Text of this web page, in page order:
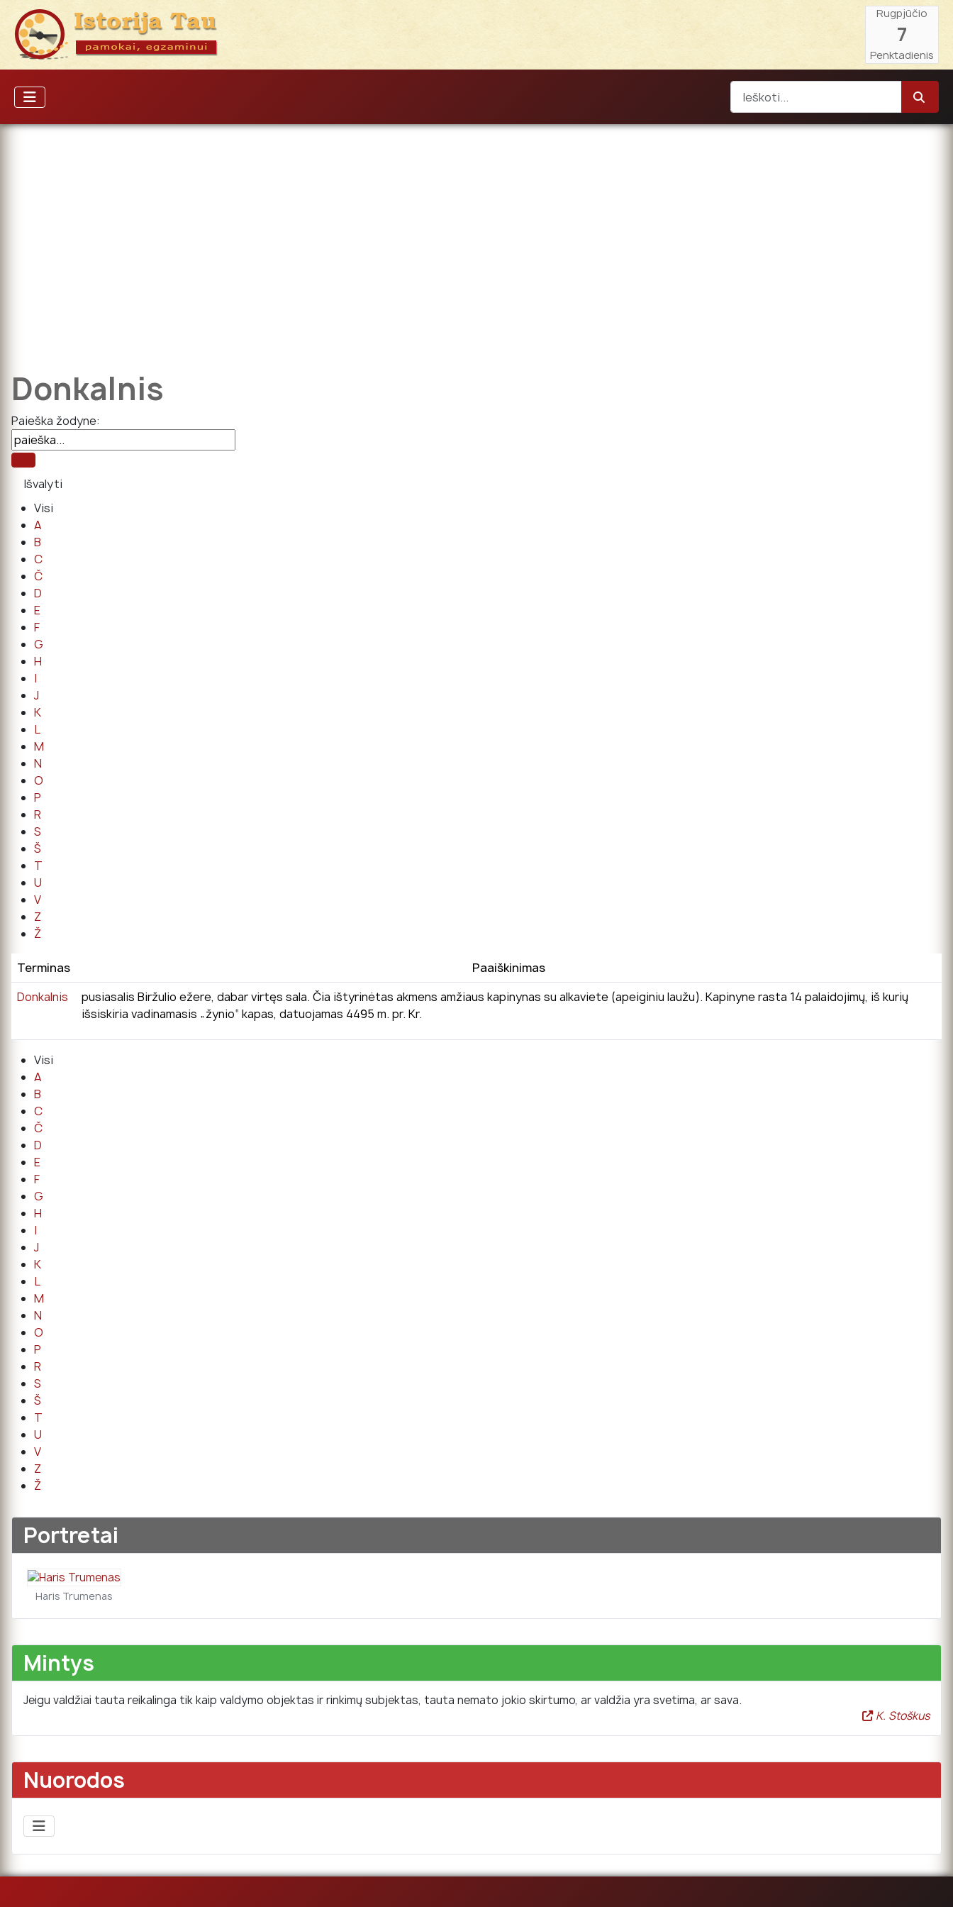
Rugpjūčio
7
Penktadienis
Donkalnis
Paieška žodyne:
Visi
A
B
C
Č
D
E
F
G
H
I
J
K
L
M
N
O
P
R
S
Š
T
U
V
Z
Ž
Terminas
Paaiškinimas
Donkalnis
pusiasalis Biržulio ežere, dabar virtęs sala. Čia ištyrinėtas akmens amžiaus kapinynas su alkaviete (apeiginiu laužu). Kapinyne rasta 14 palaidojimų, iš kurių
išsiskiria vadinamasis „žynio“ kapas, datuojamas 4495 m. pr. Kr.
Visi
A
B
C
Č
D
E
F
G
H
I
J
K
L
M
N
O
P
R
S
Š
T
U
V
Z
Ž
Portretai
Haris Trumenas
Mintys
Jeigu valdžiai tauta reikalinga tik kaip valdymo objektas ir rinkimų subjektas, tauta nemato jokio skirtumo, ar valdžia yra svetima, ar sava.
K. Stoškus
Nuorodos